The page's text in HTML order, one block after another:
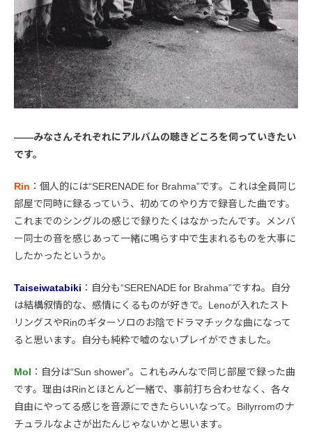
――みなさんそれぞれにアルバムの聴きどころを伺っていきたい
です。
Rin ：個人的には“SERENADE for Brahma”です。これは全員同じ
部屋で同時に録るっていう、初めてのやり方で録音した曲です。
これまでのシングルの感じで録りたくはなかったんです。メンバ
ー同士の音を感じあって一緒に鳴らす中で生まれるものを大事に
したかったというか。
Taiseiwatabiki ：自分も“SERENADE for Brahma”ですね。自分
は結構叙情的な、感情にくるものが好きで。Lenoが入れたスト
リングスやRinのギターソロのお陰でドラマチックな曲になって
ると思います。自分も純粋で嘘のないプレイができました。
Mol ：自分は“Sun shower”。これもみんなで同じ部屋で録った曲
です。理由はRinとほとんど一緒で、事前打ち合わせなく、各々
自由にやってる感じを音源にできたらいいなって。Billyrromのナ
チュラルなよさが出たんじゃないかと思います。